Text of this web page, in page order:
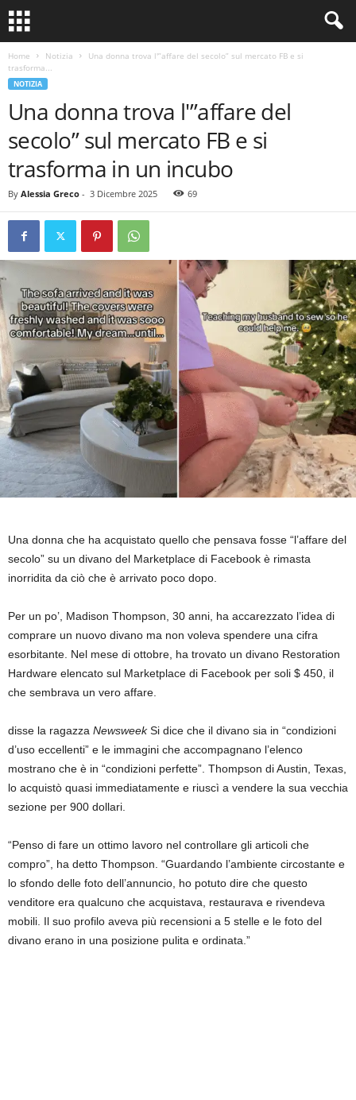
Home Notizia
Una donna trova l'”affare del secolo” sul mercato FB e si
trasforma...
NOTIZIA
Una donna trova l'”affare del
secolo” sul mercato FB e si
trasforma in un incubo
By Alessia Greco - 3 Dicembre 2025 69
Una donna che ha acquistato quello che pensava fosse “l’affare del
secolo” su un divano del Marketplace di Facebook è rimasta
inorridita da ciò che è arrivato poco dopo.
Per un po’, Madison Thompson, 30 anni, ha accarezzato l’idea di
comprare un nuovo divano ma non voleva spendere una cifra
esorbitante. Nel mese di ottobre, ha trovato un divano Restoration
Hardware elencato sul Marketplace di Facebook per soli $ 450, il
che sembrava un vero affare.
disse la ragazza NewsweekSi dice che il divano sia in “condizioni
d’uso eccellenti” e le immagini che accompagnano l’elenco
mostrano che è in “condizioni perfette”. Thompson di Austin, Texas,
lo acquistò quasi immediatamente e riuscì a vendere la sua vecchia
sezione per 900 dollari.
“Penso di fare un ottimo lavoro nel controllare gli articoli che
compro”, ha detto Thompson. “Guardando l’ambiente circostante e
lo sfondo delle foto dell’annuncio, ho potuto dire che questo
venditore era qualcuno che acquistava, restaurava e rivendeva
mobili. Il suo profilo aveva più recensioni a 5 stelle e le foto del
divano erano in una posizione pulita e ordinata.”